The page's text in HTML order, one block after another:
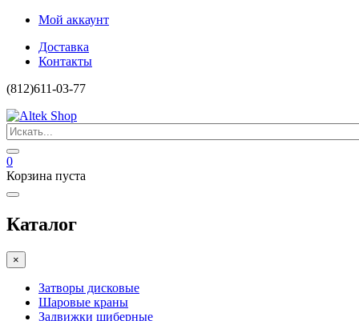
Мой аккаунт
Доставка
Контакты
(812)611-03-77
0
Корзина пуста
Каталог
×
Затворы дисковые
Шаровые краны
Задвижки шиберные